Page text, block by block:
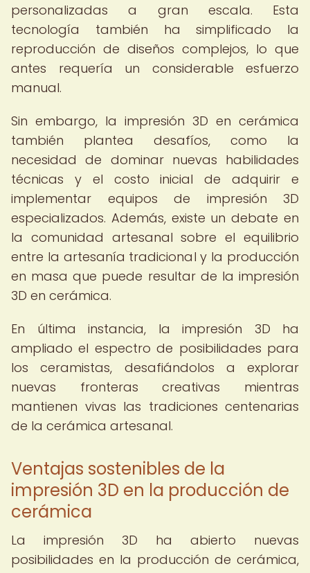
personalizadas a gran escala. Esta
tecnología también ha simplificado la
reproducción de diseños complejos, lo que
antes requería un considerable esfuerzo
manual.
Sin embargo, la impresión 3D en cerámica
también plantea desafíos, como la
necesidad de dominar nuevas habilidades
técnicas y el costo inicial de adquirir e
implementar equipos de impresión 3D
especializados. Además, existe un debate en
la comunidad artesanal sobre el equilibrio
entre la artesanía tradicional y la producción
en masa que puede resultar de la impresión
3D en cerámica.
En última instancia, la impresión 3D ha
ampliado el espectro de posibilidades para
los ceramistas, desafiándolos a explorar
nuevas fronteras creativas mientras
mantienen vivas las tradiciones centenarias
de la cerámica artesanal.
Ventajas sostenibles de la
impresión 3D en la producción de
cerámica
La impresión 3D ha abierto nuevas
posibilidades en la producción de cerámica,